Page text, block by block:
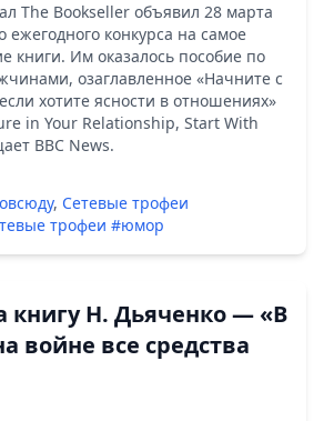
The Bookseller объявил 28 марта
ежегодного конкурса на самое
книги. Им оказалось пособие по
озаглавленное «Начните с
хотите ясности в отношениях»
in Your Relationship, Start With
BBC News.
, Сетевые трофеи
трофеи #юмор
книгу Н. Дьяченко — «В
войне все средства